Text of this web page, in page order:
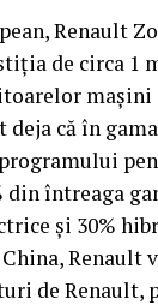
Renault
de circa 1
că în
întreaga
şi 30%
Renault
de Renault,